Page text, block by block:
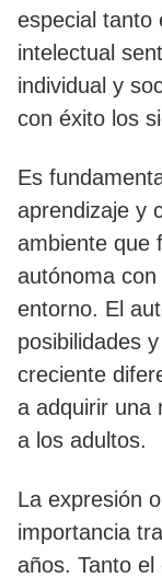
especial tanto
intelectual
individual y
con éxito los
Es
aprendizaje y
ambiente que
autónoma
entorno. El
posibilidades
creciente
a adquirir una
a los adultos.
La expresión
importancia
años. Tanto